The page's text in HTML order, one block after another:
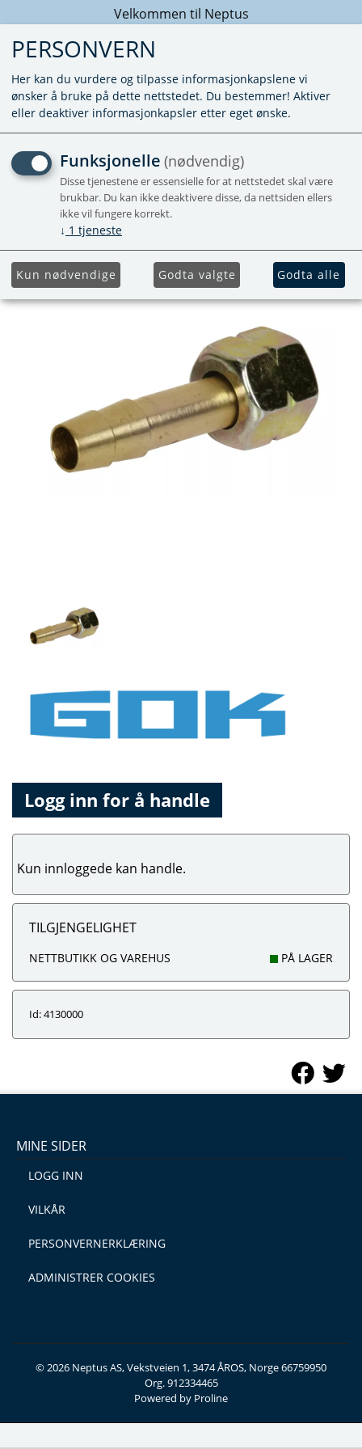
Velkommen til Neptus
SLANGENIPPEL LINX -
SLANGE
Logg inn for å handle
Kun innloggede kan handle.
TILGJENGELIGHET
NETTBUTIKK OG VAREHUS PÅ LAGER
Id: 4130000
MINE SIDER
LOGG INN
VILKÅR
PERSONVERNERKLÆRING
ADMINISTRER COOKIES
© 2026 Neptus AS, Vekstveien 1, 3474 ÅROS, Norge 66759950
Org. 912334465
Powered by Proline
PERSONVERN
Her kan du vurdere og tilpasse informasjonkapslene vi
ønsker å bruke på dette nettstedet. Du bestemmer! Aktiver
eller deaktiver informasjonkapsler etter eget ønske.
Funksjonelle (nødvendig)
Disse tjenestene er essensielle for at nettstedet skal være
brukbar. Du kan ikke deaktivere disse, da nettsiden ellers
ikke vil fungere korrekt.
↓ 1 tjeneste
Kun nødvendige Godta valgte Godta alle